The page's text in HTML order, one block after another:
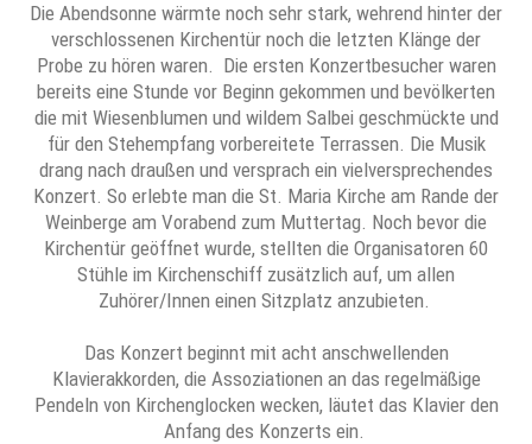
Die Abendsonne wärmte noch sehr stark, wehrend hinter der
verschlossenen Kirchentür noch die letzten Klänge der
Probe zu hören waren. Die ersten Konzertbesucher waren
bereits eine Stunde vor Beginn gekommen und bevölkerten
die mit Wiesenblumen und wildem Salbei geschmückte und
für den Stehempfang vorbereitete Terrassen. Die Musik
drang nach draußen und versprach ein vielversprechendes
Konzert. So erlebte man die St. Maria Kirche am Rande der
Weinberge am Vorabend zum Muttertag. Noch bevor die
Kirchentür geöffnet wurde, stellten die Organisatoren 60
Stühle im Kirchenschiff zusätzlich auf, um allen
Zuhörer/Innen einen Sitzplatz anzubieten.
Das Konzert beginnt mit acht anschwellenden
Klavierakkorden, die Assoziationen an das regelmäßige
Pendeln von Kirchenglocken wecken, läutet das Klavier den
Anfang des Konzerts ein.